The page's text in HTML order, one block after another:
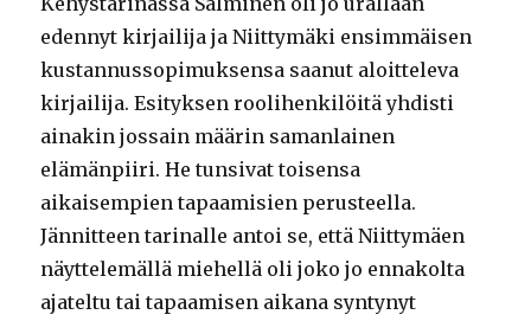
edennyt kirjailija ja Niittymäki ensimmäisen
kustannussopimuksensa saanut aloitteleva
kirjailija. Esityksen roolihenkilöitä yhdisti
ainakin jossain määrin samanlainen
elämänpiiri. He tunsivat toisensa
aikaisempien tapaamisien perusteella.
Jännitteen tarinalle antoi se, että Niittymäen
näyttelemällä miehellä oli joko jo ennakolta
ajateltu tai tapaamisen aikana syntynyt